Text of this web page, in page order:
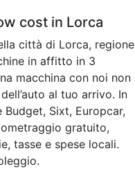
cost in Lorca
città di Lorca, regione
in affitto in 3
macchina con noi non
al tuo arrivo. In
Sixt, Europcar,
gratuito,
tasse e spese locali.